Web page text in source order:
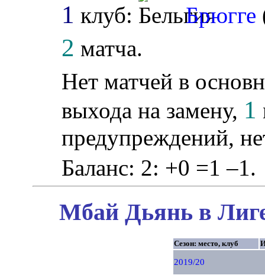
1 клуб: Брюгге
2 матча.
Нет матчей в
выхода на замену, 1
предупреждений,
Баланс: 2: +0 =1 –1.
Мбай Дьянь в
Сезон: место, клуб
2019/20